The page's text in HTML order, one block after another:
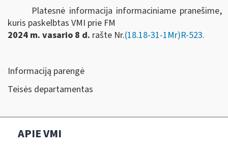
Platesnė informacija informaciniame pranešime,
kuris paskelbtas VMI prie FM
2024 m. vasario 8 d. rašte Nr.(18.18-31-1Mr)R-523.
Informaciją parengė
Teisės departamentas
APIE VMI